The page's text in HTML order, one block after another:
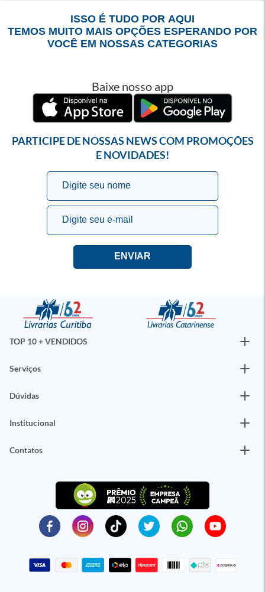
ISSO É TUDO POR AQUI
TEMOS MUITO MAIS OPÇÕES ESPERANDO POR
VOCÊ EM NOSSAS CATEGORIAS
Baixe nosso app
PARTICIPE DE NOSSAS NEWS COM PROMOÇÕES
E NOVIDADES!
TOP 10 + VENDIDOS
Serviços
Dúvidas
Institucional
Contatos